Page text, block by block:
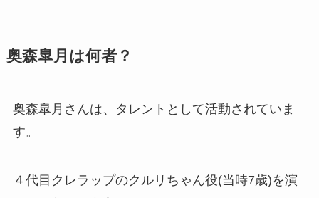
奥森皐月は何者？
奥森皐月さんは、タレントとして活動されていま
す。
４代目クレラップのクルリちゃん役(当時7歳)を演